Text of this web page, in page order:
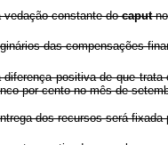
constante docaputno
das compensações
positiva de que trata
por cento no mês de
dos recursos será fixada